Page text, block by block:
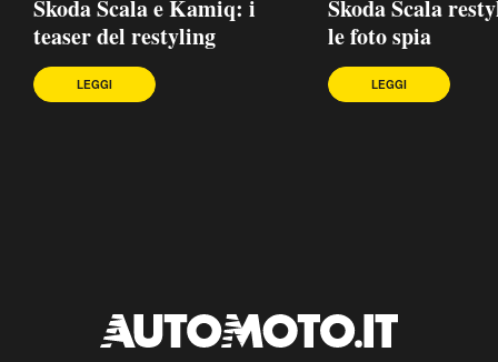
Skoda Scala e Kamiq: i
teaser del restyling
LEGGI
Skoda Scala
le foto spia
LEGGI